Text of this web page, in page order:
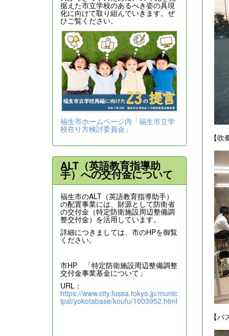
【吹
【
据えた市立学校のあるべき姿の具現
化に向けて取り組んでいきます。ぜ
ひご覧ください。
福生市ホームページ内「福生市立学
校在り方検討委員会」
ALT（英語教育指導助
手）への交付金について
福生市のALT（英語教育指導助手）
の配置事業には、財源として防衛省
の交付金（特定防衛施設周辺整備調
整交付金）を活用しています。
詳細につきましては、市のHPを御覧
ください。
市HP 「特定防衛施設周辺整備調整
交付金事業基金について」
URL：
https://www.city.fussa.tokyo.jp/munic
ipal/yokotabase/koufu/1003952.html